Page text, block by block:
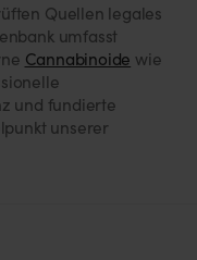
Quellen legales
umfasst
Cannabinoide wie
und fundierte
unserer